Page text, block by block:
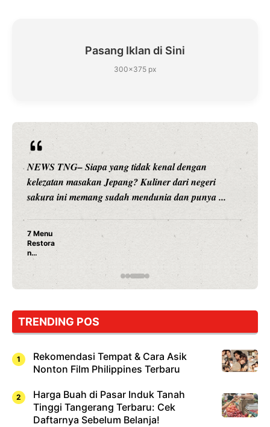
Pasang Iklan di Sini
300×375 px
NEWS TNG– Siapa sangka, dua nama besar di dunia
hiburan, Nunung Srimulat dan Vicky Prasetyo, kini
merambah dunia kuliner dengan ...
Nunung Srimulat & Vicky Prasetyo Buka Restoran
Rahasia Mami Bikin Nagih!
TRENDING POS
Rekomendasi Tempat & Cara Asik
Nonton Film Philippines Terbaru
Harga Buah di Pasar Induk Tanah
Tinggi Tangerang Terbaru: Cek
Daftarnya Sebelum Belanja!